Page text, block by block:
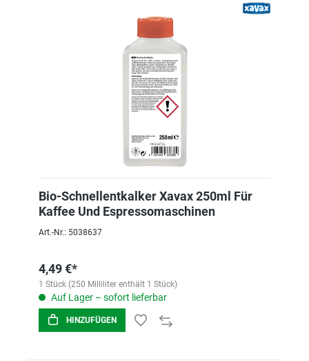
Bio-Schnellentkalker Xavax 250ml Für
Kaffee Und Espressomaschinen
Art.-Nr.: 5038637
4,49 €*
1 Stück (250 Milliliter enthält 1 Stück)
Auf Lager – sofort lieferbar
HINZUFÜGEN